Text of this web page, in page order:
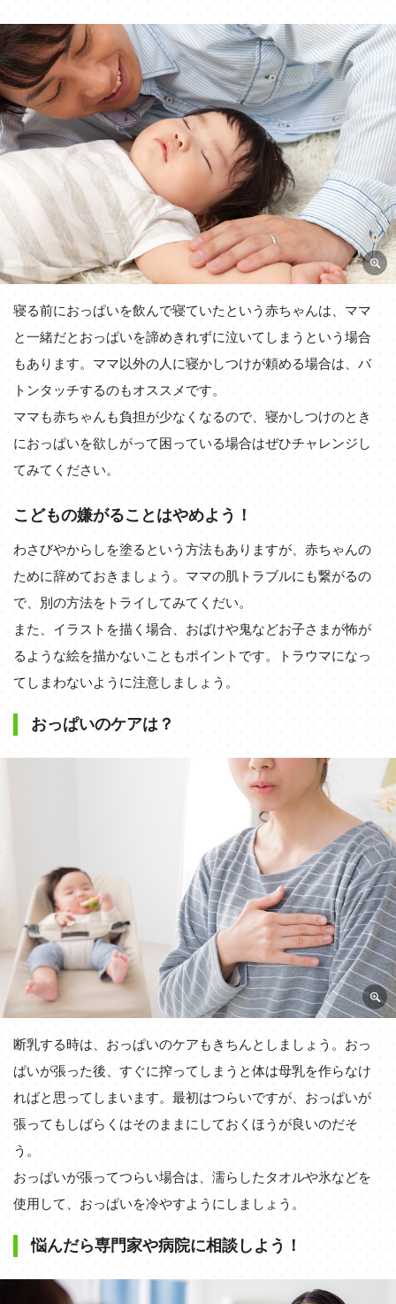
寝る前におっぱいを飲んで寝ていたという赤ちゃんは、ママ
と一緒だとおっぱいを諦めきれずに泣いてしまうという場合
もあります。ママ以外の人に寝かしつけが頼める場合は、バ
トンタッチするのもオススメです。
ママも赤ちゃんも負担が少なくなるので、寝かしつけのとき
におっぱいを欲しがって困っている場合はぜひチャレンジし
てみてください。
こどもの嫌がることはやめよう！
わさびやからしを塗るという方法もありますが、赤ちゃんの
ために辞めておきましょう。ママの肌トラブルにも繋がるの
で、別の方法をトライしてみてくだい。
また、イラストを描く場合、おばけや鬼などお子さまが怖が
るような絵を描かないこともポイントです。トラウマになっ
てしまわないように注意しましょう。
おっぱいのケアは？
断乳する時は、おっぱいのケアもきちんとしましょう。おっ
ぱいが張った後、すぐに搾ってしまうと体は母乳を作らなけ
ればと思ってしまいます。最初はつらいですが、おっぱいが
張ってもしばらくはそのままにしておくほうが良いのだそ
う。
おっぱいが張ってつらい場合は、濡らしたタオルや氷などを
使用して、おっぱいを冷やすようにしましょう。
悩んだら専門家や病院に相談しよう！